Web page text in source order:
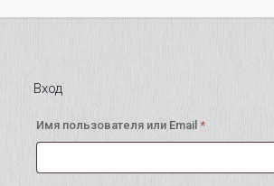
Вход
Имя пользователя или Email *Обязательно